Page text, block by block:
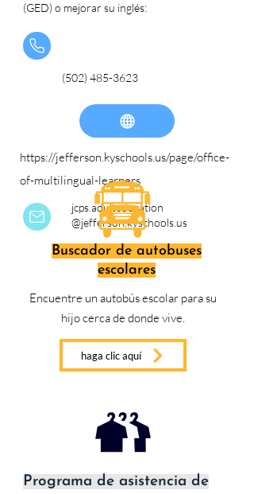
(GED) o mejorar su inglés:
(502) 485-3623
https://jefferson.kyschools.us/page/office-
of-multilingual-learners
jcps.adulteducation
@jefferson.kyschools.us
Buscador de autobuses
escolares
Encuentre un autobús escolar para su
hijo cerca de donde vive.
haga clic aquí
Programa de asistencia de